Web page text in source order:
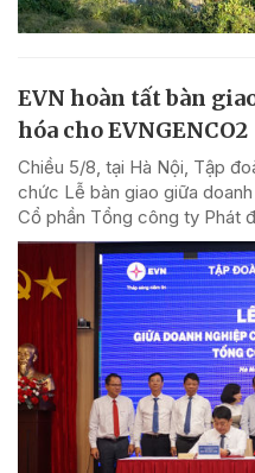
EVN hoàn tất bàn
hóa cho EVNGENCO2
Chiều 5/8, tại Hà Nội, Tập
chức Lễ bàn giao giữa
Cổ phần Tổng công ty Phát